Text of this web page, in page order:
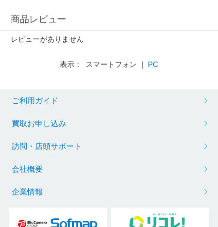
商品レビュー
レビューがありません
表示： スマートフォン ｜ PC
ご利用ガイド
買取お申し込み
訪問・店頭サポート
会社概要
企業情報